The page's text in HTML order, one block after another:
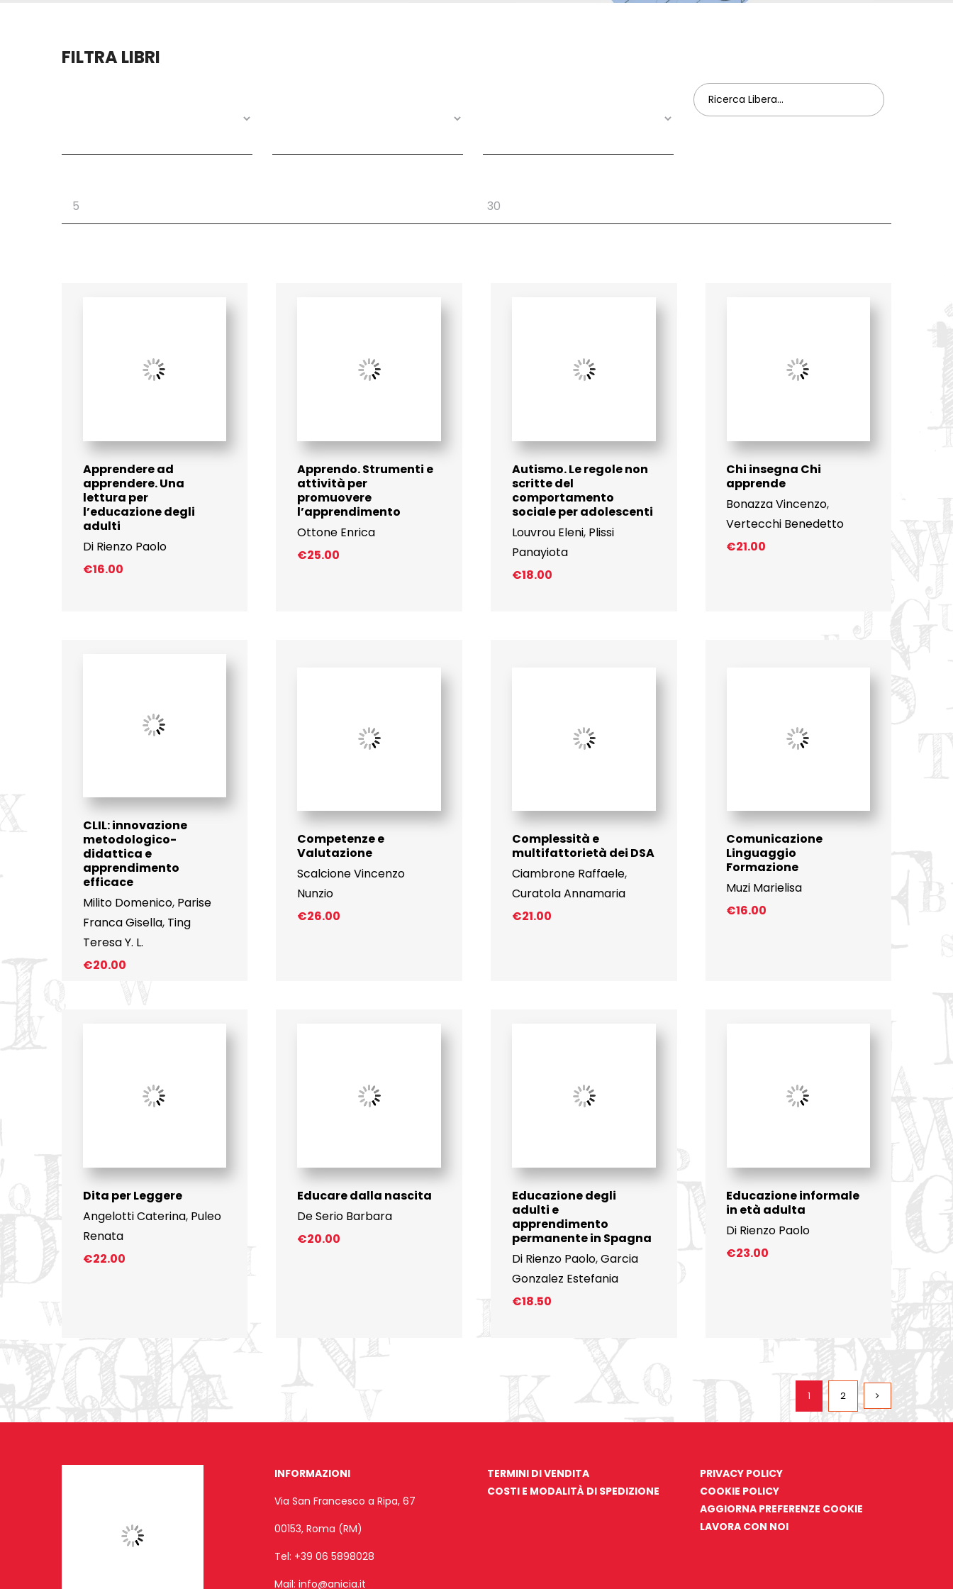
FILTRA LIBRI
Apprendere ad
apprendere. Una
lettura per
l’educazione degli
adulti
Di Rienzo Paolo
€16.00
Apprendo. Strumenti e
attività per
promuovere
l’apprendimento
Ottone Enrica
€25.00
Autismo. Le regole non
scritte del
comportamento
sociale per adolescenti
Louvrou Eleni, Plissi
Panayiota
€18.00
Chi insegna Chi
apprende
Bonazza Vincenzo,
Vertecchi Benedetto
€21.00
CLIL: innovazione
metodologico-
didattica e
apprendimento
efficace
Milito Domenico, Parise
Franca Gisella, Ting
Teresa Y. L.
€20.00
Competenze e
Valutazione
Scalcione Vincenzo
Nunzio
€26.00
Complessità e
multifattorietà dei DSA
Ciambrone Raffaele,
Curatola Annamaria
€21.00
Comunicazione
Linguaggio
Formazione
Muzi Marielisa
€16.00
Dita per Leggere
Angelotti Caterina, Puleo
Renata
€22.00
Educare dalla nascita
De Serio Barbara
€20.00
Educazione degli
adulti e
apprendimento
permanente in Spagna
Di Rienzo Paolo,Garcia
Gonzalez Estefania
€18.50
Educazione informale
in età adulta
Di Rienzo Paolo
€23.00
1 2
INFORMAZIONI
Via San Francesco a Ripa, 67
00153, Roma (RM)
Tel: +39 06 5898028
Mail: info@anicia.it
TERMINI DI VENDITA
COSTI E MODALITÀ DI SPEDIZIONE
PRIVACY POLICY
COOKIE POLICY
AGGIORNA PREFERENZE COOKIE
LAVORA CON NOI